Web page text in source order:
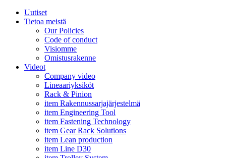
Uutiset
Tietoa meistä
Our Policies
Code of conduct
Visiomme
Omistusrakenne
Videot
Company video
Lineaariyksiköt
Rack & Pinion
item Rakennussarjajärjestelmä
item Engineering Tool
item Fastening Technology
item Gear Rack Solutions
item Lean production
item Line D30